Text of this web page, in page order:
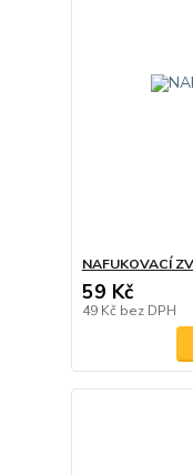
NAFUKOVACÍ
59 Kč
49 Kč bez DPH